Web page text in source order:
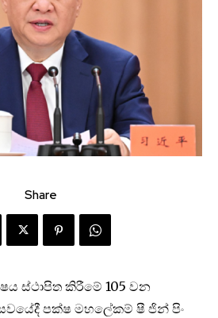
Share
ස්ථාපිත කිරීමේ 105 වන
පක්ෂ මහලේකම් ෂී ජින් පිං